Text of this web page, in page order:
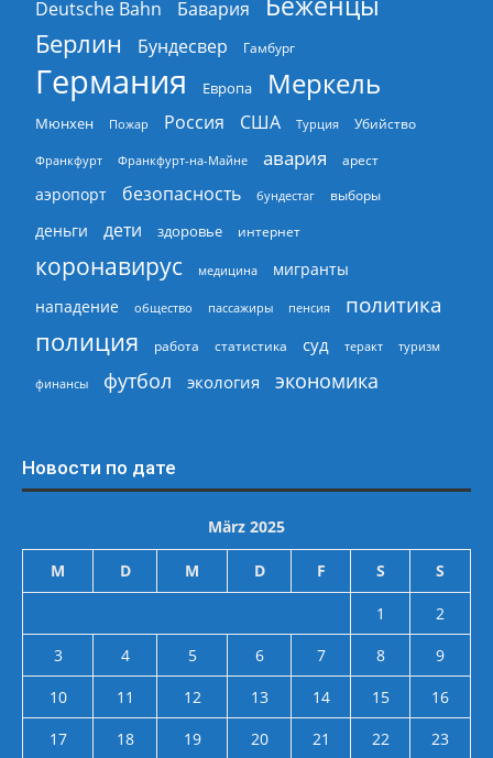
Deutsche Bahn Бавария
Берлин
Бундесвер Гамбург
Германия Европа Меркель
Мюнхен Пожар Россия США Турция Убийство
Франкфурт Франкфурт-на-Майне авария арест
аэропорт безопасность бундестаг выборы
деньги дети здоровье интернет
коронавирус медицина
мигранты
нападение
общество пассажиры пенсия политика
полиция работа статистика суд теракт туризм
финансы футбол экология экономика
Новости по дате
März 2025
M D M D F S S
1
2
3
4 5 6 7 8
9
10
11 12 13 14 15
16
17
18 19 20 21 22 23